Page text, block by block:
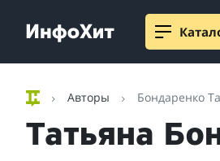
Авторы Бондаренко
Татьяна